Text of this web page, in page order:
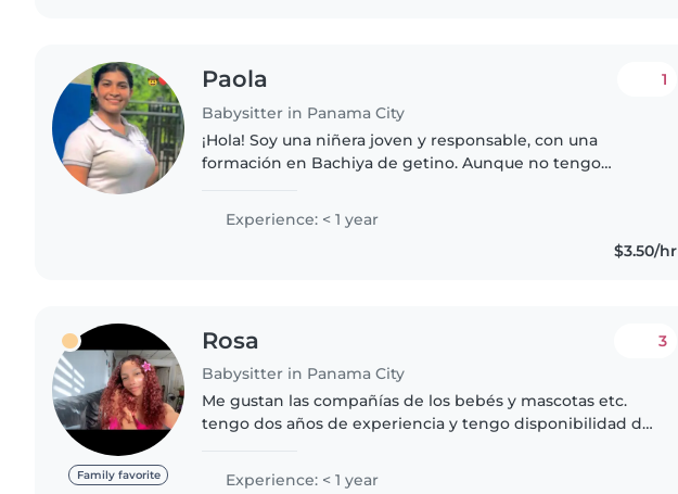
Paola
Babysitter in Panama City
1
¡Hola! Soy una niñera joven y responsable, con una
formación en Bachiya de getino. Aunque no tengo
Experience: < 1 year
$3.50/hr
Family favorite
Rosa
Babysitter in Panama City
3
Me gustan las compañías de los bebés y mascotas etc.
tengo dos años de experiencia y tengo disponibilidad de
Experience: < 1 year